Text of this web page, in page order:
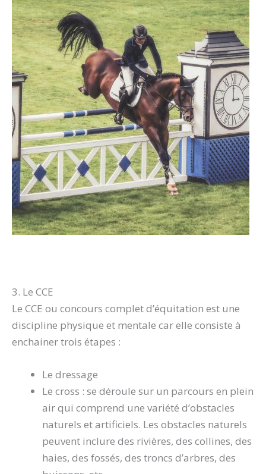
3. Le CCE
Le CCE ou concours complet d’équitation est une
discipline physique et mentale car elle consiste à
enchainer trois étapes :
Le dressage
Le cross : se déroule sur un parcours en plein
air qui comprend une variété d’obstacles
naturels et artificiels. Les obstacles naturels
peuvent inclure des rivières, des collines, des
haies, des fossés, des troncs d’arbres, des